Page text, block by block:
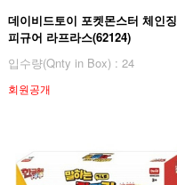
데이비드토이 포켓몬스터 체인징
피규어 라프라스(62124)
입수량(Qnty in Box) : 24
회원공개